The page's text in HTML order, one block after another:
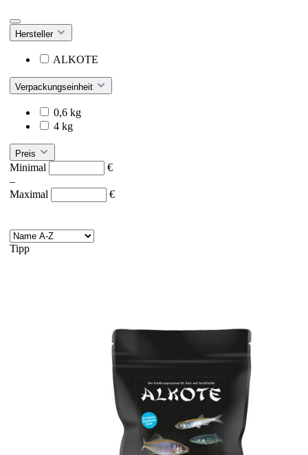
Hersteller
ALKOTE
Verpackungseinheit
0,6 kg
4 kg
Preis
Minimal
€
–
Maximal
€
Tipp